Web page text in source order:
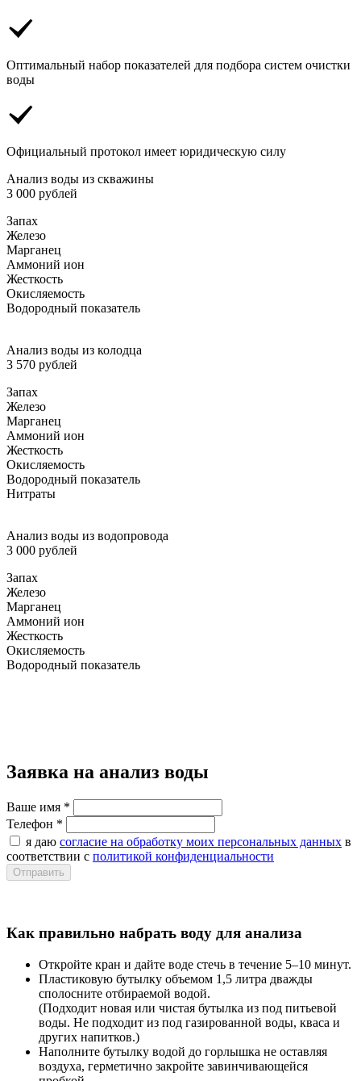
Оптимальный набор показателей для подбора систем очистки
воды
Официальный протокол имеет юридическую силу
Анализ воды из скважины
3 000 рублей
Запах
Железо
Марганец
Аммоний ион
Жесткость
Окисляемость
Водородный показатель
Анализ воды из колодца
3 570 рублей
Запах
Железо
Марганец
Аммоний ион
Жесткость
Окисляемость
Водородный показатель
Нитраты
Анализ воды из водопровода
3 000 рублей
Запах
Железо
Марганец
Аммоний ион
Жесткость
Окисляемость
Водородный показатель
Заявка на анализ воды
Ваше имя *
Телефон *
я даю согласие на обработку моих персональных данных в
соответствии с политикой конфиденциальности
Как правильно набрать воду для анализа
Откройте кран и дайте воде стечь в течение 5–10 минут.
Пластиковую бутылку объемом 1,5 литра дважды
сполосните отбираемой водой.
(Подходит новая или чистая бутылка из под питьевой
воды. Не подходит из под газированной воды, кваса и
других напитков.)
Наполните бутылку водой до горлышка не оставляя
воздуха, герметично закройте завинчивающейся